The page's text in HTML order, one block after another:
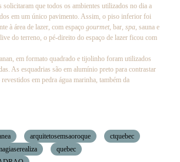
solicitaram que todos os ambientes utilizados no dia a
em um único pavimento. Assim, o piso inferior foi
à área de lazer, com espaço gourmet, bar, spa , sauna e
do terreno, o pé-direito do espaço de lazer ficou com
em formato quadrado e tijolinho foram utilizados
As esquadrias são em alumínio preto para contrastar
revestidos em pedra água marinha, também da
arquitetosemsaoroque
ctquebec
quebec